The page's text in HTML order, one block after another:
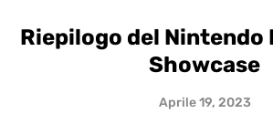
Riepilogo del Nintendo
Showcase
Aprile 19, 2023